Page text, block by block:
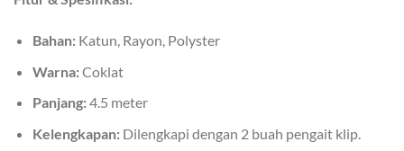
Bahan:Katun, Rayon, Polyster
Warna:Coklat
Panjang:4.5 meter
Kelengkapan:Dilengkapi dengan 2 buah pengait klip.